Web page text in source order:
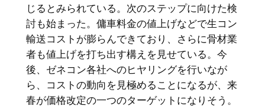
じるとみられている。次のステップに向けた検
討も始まった。傭車料金の値上げなどで生コン
輸送コストが膨らんできており、さらに骨材業
者も値上げを打ち出す構えを見せている。今
後、ゼネコン各社へのヒヤリングを行いなが
ら、コストの動向を見極めることになるが、来
春が価格改定の一つのターゲットになりそう。